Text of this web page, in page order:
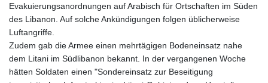
IDR 17801
ILS 2.99985
INR 95.13785
IQD 1310.5
IRR
Evakuierungsanordnungen auf Arabisch für Ortschaften im Süden
des Libanon. Auf solche Ankündigungen folgen üblicherweise
Luftangriffe.
Zudem gab die Armee einen mehrtägigen Bodeneinsatz nahe
dem Litani im Südlibanon bekannt. In der vergangenen Woche
hätten Soldaten einen "Sondereinsatz zur Beseitigung